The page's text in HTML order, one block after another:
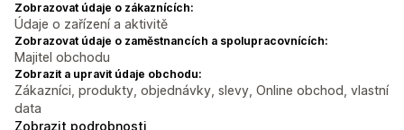
Zobrazovat údaje o zákaznících:
Údaje o zařízení a aktivitě
Zobrazovat údaje o zaměstnancích a spolupracovnících:
Majitel obchodu
Zobrazit a upravit údaje obchodu:
Zákazníci, produkty, objednávky, slevy, Online obchod, vlastní
data
Zobrazit podrobnosti